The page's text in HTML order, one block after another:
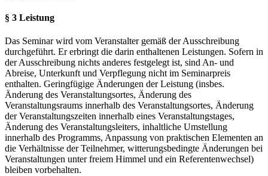
§ 3 Leistung
Das Seminar wird vom Veranstalter gemäß der Ausschreibung
durchgeführt. Er erbringt die darin enthaltenen Leistungen. Sofern in
der Ausschreibung nichts anderes festgelegt ist, sind An- und
Abreise, Unterkunft und Verpflegung nicht im Seminarpreis
enthalten. Geringfügige Änderungen der Leistung (insbes.
Änderung des Veranstaltungsortes, Änderung des
Veranstaltungsraums innerhalb des Veranstaltungsortes, Änderung
der Veranstaltungszeiten innerhalb eines Veranstaltungstages,
Änderung des Veranstaltungsleiters, inhaltliche Umstellung
innerhalb des Programms, Anpassung von praktischen Elementen an
die Verhältnisse der Teilnehmer, witterungsbedingte Änderungen bei
Veranstaltungen unter freiem Himmel und ein Referentenwechsel)
bleiben vorbehalten.